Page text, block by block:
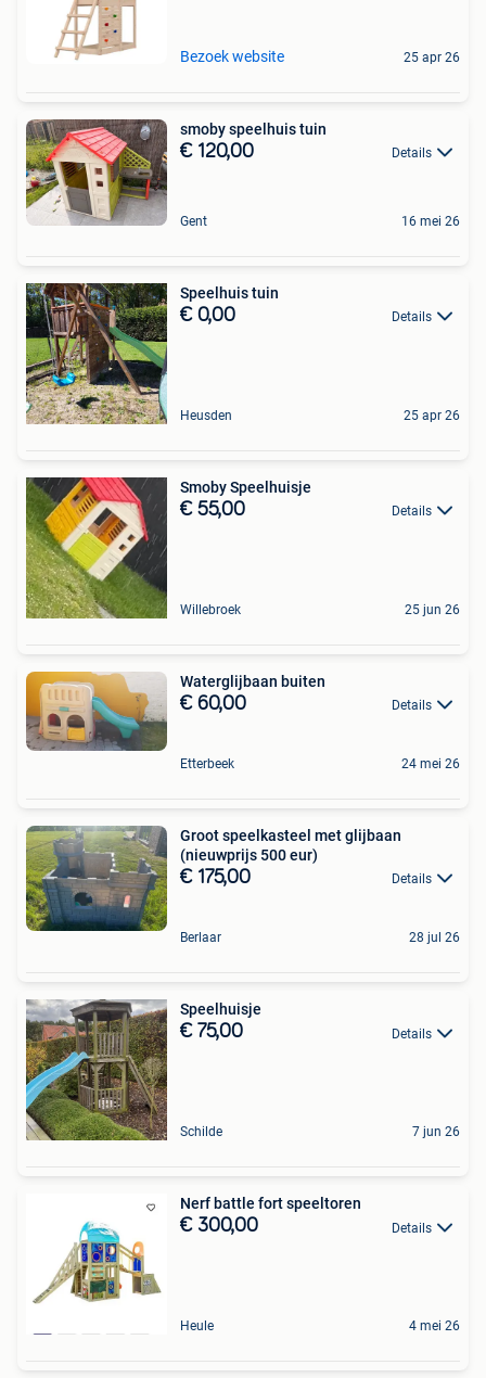
Bezoek website 25 apr 26
smoby speelhuis tuin
€ 120,00 Details
Gent 16 mei 26
Speelhuis tuin
€ 0,00 Details
Heusden 25 apr 26
Smoby Speelhuisje
€ 55,00 Details
Willebroek 25 jun 26
Waterglijbaan buiten
€ 60,00 Details
Etterbeek 24 mei 26
Groot speelkasteel met glijbaan
(nieuwprijs 500 eur)
€ 175,00 Details
Berlaar 28 jul 26
Speelhuisje
€ 75,00 Details
Schilde 7 jun 26
Nerf battle fort speeltoren
€ 300,00 Details
Heule 4 mei 26